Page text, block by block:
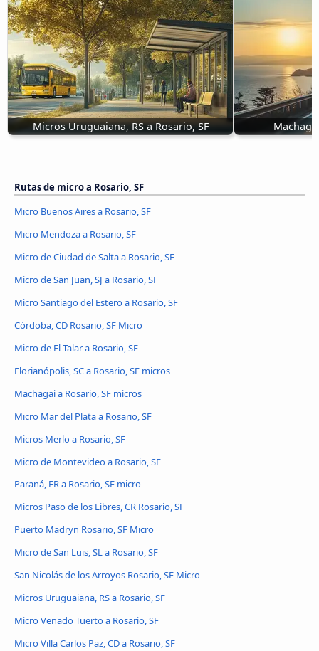
Micros Uruguaiana, RS a Rosario, SF
Rutas de micro a Rosario, SF
Micro Buenos Aires a Rosario, SF
Micro Mendoza a Rosario, SF
Micro de Ciudad de Salta a Rosario, SF
Micro de San Juan, SJ a Rosario, SF
Micro Santiago del Estero a Rosario, SF
Córdoba, CD Rosario, SF Micro
Micro de El Talar a Rosario, SF
Florianópolis, SC a Rosario, SF micros
Machagai a Rosario, SF micros
Micro Mar del Plata a Rosario, SF
Micros Merlo a Rosario, SF
Micro de Montevideo a Rosario, SF
Paraná, ER a Rosario, SF micro
Micros Paso de los Libres, CR Rosario, SF
Puerto Madryn Rosario, SF Micro
Micro de San Luis, SL a Rosario, SF
San Nicolás de los Arroyos Rosario, SF Micro
Micros Uruguaiana, RS a Rosario, SF
Micro Venado Tuerto a Rosario, SF
Micro Villa Carlos Paz, CD a Rosario, SF